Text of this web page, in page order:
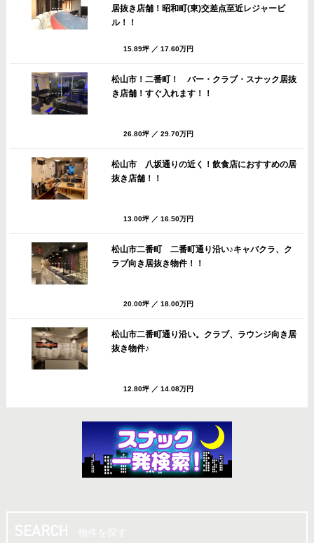
居抜き店舗！昭和町(東)交差点至近レジャービ
ル！！
15.89坪 ／ 17.60万円
松山市！二番町！ バー・クラブ・スナック居抜
き店舗！すぐ入れます！！
26.80坪 ／ 29.70万円
松山市 八坂通りの近く！飲食店におすすめの居
抜き店舗！！
13.00坪 ／ 16.50万円
松山市二番町 二番町通り沿い♪キャバクラ、ク
ラブ向き居抜き物件！！
20.00坪 ／ 18.00万円
松山市二番町通り沿い。クラブ、ラウンジ向き居
抜き物件♪
12.80坪 ／ 14.08万円
松山市 八坂通りすぐのバー・スナック向き居抜
き店舗！共益費・ごみ処理費サービス！！
10.00坪 ／ 13.20万円